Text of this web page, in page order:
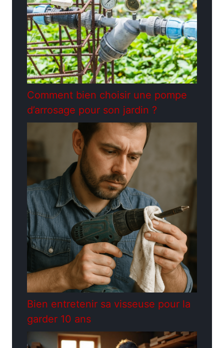
Comment bien choisir une pompe
d’arrosage pour son jardin ?
Bien entretenir sa visseuse pour la
garder 10 ans